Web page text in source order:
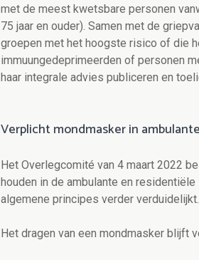
met de meest kwetsbare personen
75 jaar en ouder). Samen met de
groepen met het hoogste risico of die
immuungedeprimeerden of personen
haar integrale advies publiceren en
Verplicht mondmasker in
Het Overlegcomité van 4 maart 2022
houden in de ambulante en
algemene principes verder verduidelijkt.
Het dragen van een mondmasker blijft